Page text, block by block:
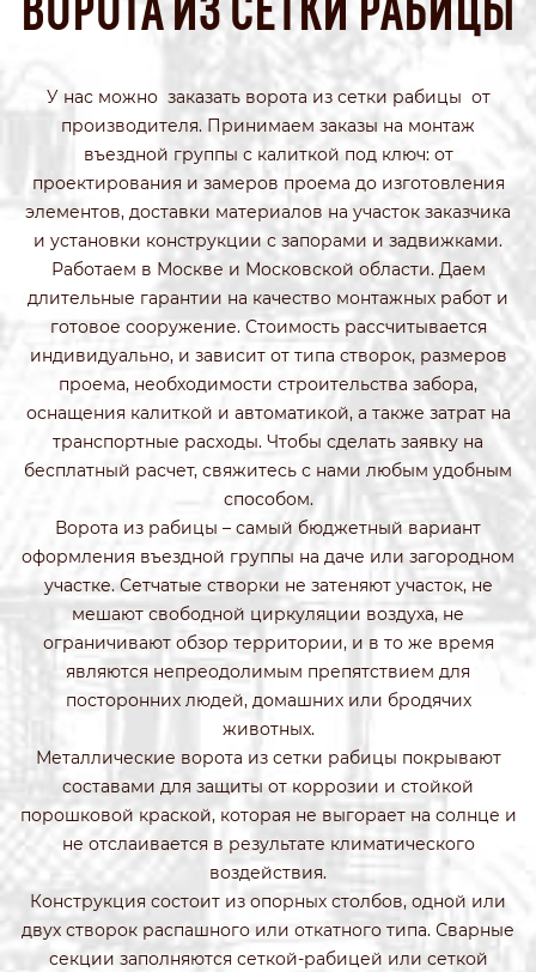
У нас можно заказать ворота из сетки рабицы от
производителя. Принимаем заказы на монтаж
въездной группы с калиткой под ключ: от
проектирования и замеров проема до изготовления
элементов, доставки материалов на участок заказчика
и установки конструкции с запорами и задвижками.
Работаем в Москве и Московской области. Даем
длительные гарантии на качество монтажных работ и
готовое сооружение. Стоимость рассчитывается
индивидуально, и зависит от типа створок, размеров
проема, необходимости строительства забора,
оснащения калиткой и автоматикой, а также затрат на
транспортные расходы. Чтобы сделать заявку на
бесплатный расчет, свяжитесь с нами любым удобным
способом.
Ворота из рабицы – самый бюджетный вариант
оформления въездной группы на даче или загородном
участке. Сетчатые створки не затеняют участок, не
мешают свободной циркуляции воздуха, не
ограничивают обзор территории, и в то же время
являются непреодолимым препятствием для
посторонних людей, домашних или бродячих
животных.
Металлические ворота из сетки рабицы покрывают
составами для защиты от коррозии и стойкой
порошковой краской, которая не выгорает на солнце и
не отслаивается в результате климатического
воздействия.
Конструкция состоит из опорных столбов, одной или
двух створок распашного или откатного типа. Сварные
секции заполняются сеткой-рабицей или сеткой